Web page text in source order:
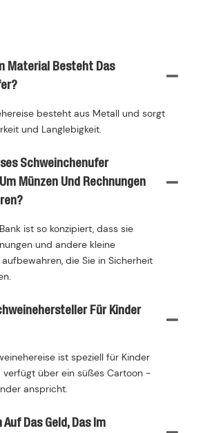
​​Material Besteht Das
besteht aus Metall und sorgt
und Langlebigkeit.
Schweinchenufer
Münzen Und Rechnungen
ist so konzipiert, dass sie
und andere kleine
die Sie in Sicherheit
Für Kinder
ist speziell für Kinder
verfügt über ein süßes Cartoon -
anspricht.
Auf Das Geld, Das Im